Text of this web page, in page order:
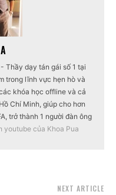
Thầy dạy tán gái số 1 tại
trong lĩnh vực hẹn hò và
khóa học offline và cả
Chí Minh, giúp cho hơn
trở thành 1 người đàn ông
youtube của Khoa Pua
NEXT ARTICLE